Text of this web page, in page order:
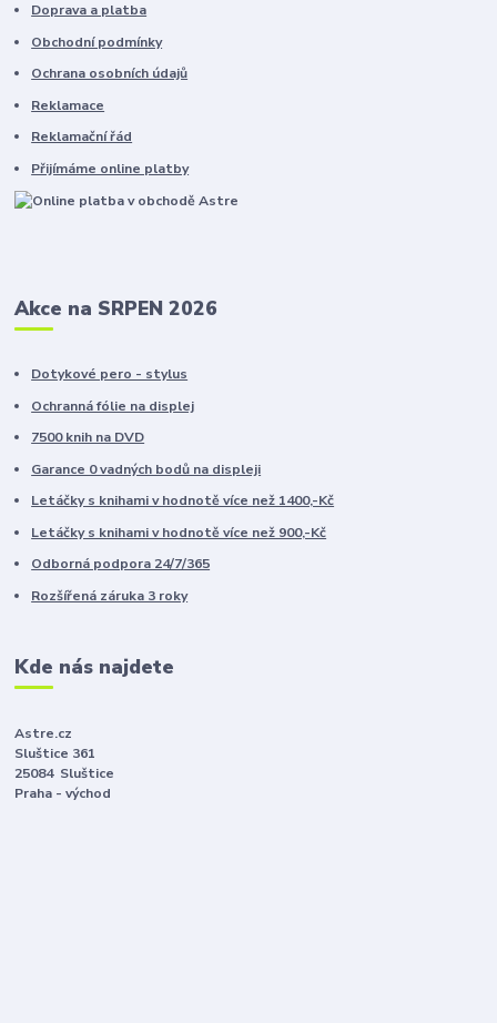
Doprava a platba
Obchodní podmínky
Ochrana osobních údajů
Reklamace
Reklamační řád
Přijímáme online platby
Akce na SRPEN 2026
Dotykové pero - stylus
Ochranná fólie na displej
7500 knih na DVD
Garance 0 vadných bodů na displeji
Letáčky s knihami v hodnotě více než 1400,-Kč
Letáčky s knihami v hodnotě více než 900,-Kč
Odborná podpora 24/7/365
Rozšířená záruka 3 roky
Kde nás najdete
Astre.cz
Sluštice 361
25084 Sluštice
Praha - východ